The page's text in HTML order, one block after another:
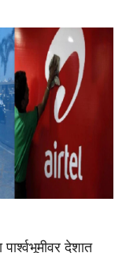
देशात